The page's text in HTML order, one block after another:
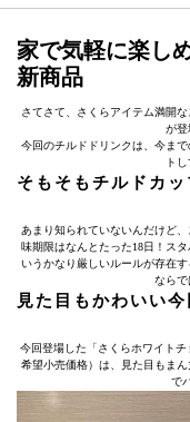
家で気軽に楽し
新商品
さてさて、さくらアイテム満開
が登
今回のチルドドリンクは、今ま
ト
そもそもチルドカ
あまり知られていないんだけど
味期限はなんとたった18日！ス
いうかなり厳しいルールが存在
ならで
見た目もかわいい
今回登場した「さくらホワイト
希望小売価格）は、見た目もま
で